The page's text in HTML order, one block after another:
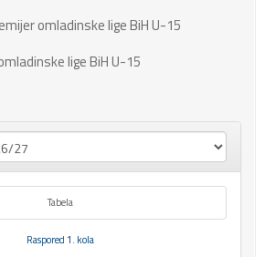
omladinske lige BiH U-15
lige BiH U-15
Tabela
Raspored 1. kola